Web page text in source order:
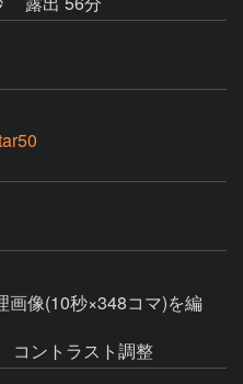
画像(10秒×348コマ)を編